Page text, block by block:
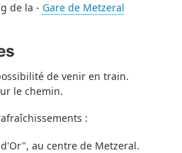
de la - Gare de Metzeral
de venir en train.
le chemin.
:
au centre de Metzeral.